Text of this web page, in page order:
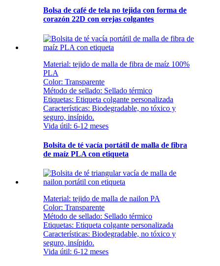
Bolsa de café de tela no tejida con forma de
corazón 22D con orejas colgantes
Material: tejido de malla de fibra de maíz 100%
PLA
Color: Transparente
Método de sellado: Sellado térmico
Etiquetas: Etiqueta colgante personalizada
Características: Biodegradable, no tóxico y
seguro, insípido.
Vida útil: 6-12 meses
Bolsita de té vacía portátil de malla de fibra
de maíz PLA con etiqueta
Material: tejido de malla de nailon PA
Color: Transparente
Método de sellado: Sellado térmico
Etiquetas: Etiqueta colgante personalizada
Características: Biodegradable, no tóxico y
seguro, insípido.
Vida útil: 6-12 meses